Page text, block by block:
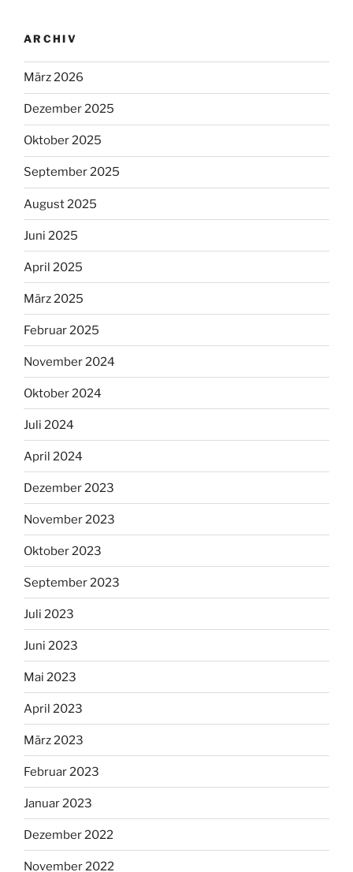
ARCHIV
März 2026
Dezember 2025
Oktober 2025
September 2025
August 2025
Juni 2025
April 2025
März 2025
Februar 2025
November 2024
Oktober 2024
Juli 2024
April 2024
Dezember 2023
November 2023
Oktober 2023
September 2023
Juli 2023
Juni 2023
Mai 2023
April 2023
März 2023
Februar 2023
Januar 2023
Dezember 2022
November 2022